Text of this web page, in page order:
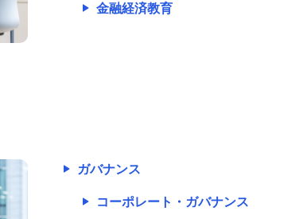
金融経済教育
ガバナンス
コーポレート・ガバナンス